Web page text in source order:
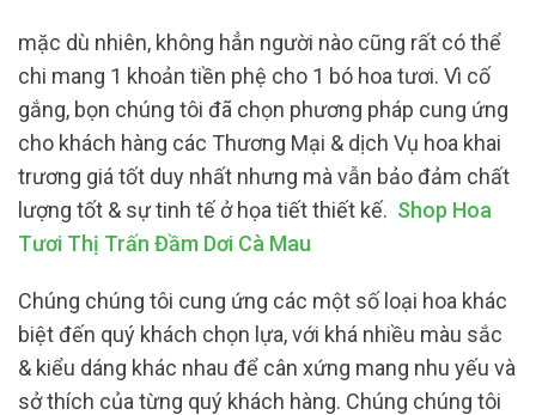
mặc dù nhiên, không hẳn người nào cũng rất có thể
chi mang 1 khoản tiền phệ cho 1 bó hoa tươi. Vì cố
gắng, bọn chúng tôi đã chọn phương pháp cung ứng
cho khách hàng các Thương Mại & dịch Vụ hoa khai
trương giá tốt duy nhất nhưng mà vẫn bảo đảm chất
lượng tốt & sự tinh tế ở họa tiết thiết kế. Shop Hoa
Tươi Thị Trấn Đầm Dơi Cà Mau
Chúng chúng tôi cung ứng các một số loại hoa khác
biệt đến quý khách chọn lựa, với khá nhiều màu sắc
& kiểu dáng khác nhau để cân xứng mang nhu yếu và
sở thích của từng quý khách hàng. Chúng chúng tôi